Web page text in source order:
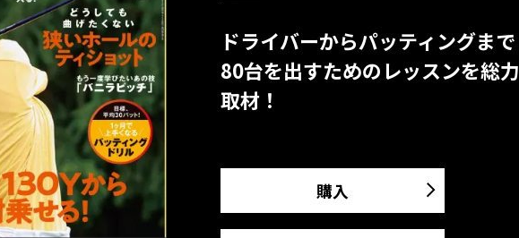
ドライバーからパッティングまで
80台を出すためのレッスンを総力
取材！
購入